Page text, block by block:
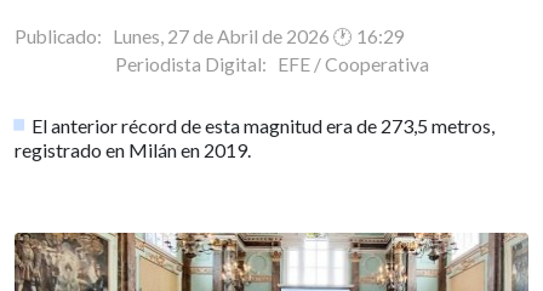
Publicado: Lunes, 27 de Abril de 2026 🕐 16:29
Periodista Digital: EFE / Cooperativa
El anterior récord de esta magnitud era de 273,5 metros,
registrado en Milán en 2019.